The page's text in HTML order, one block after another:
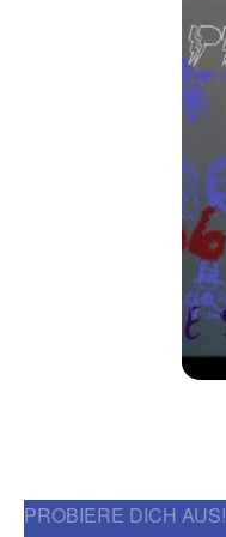
PROBIERE DICH AUS!